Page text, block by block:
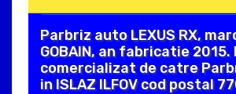
Parbriz auto LEXUS RX,
GOBAIN, an fabricatie 2015.
comercializat de catre
in ISLAZ ILFOV cod postal